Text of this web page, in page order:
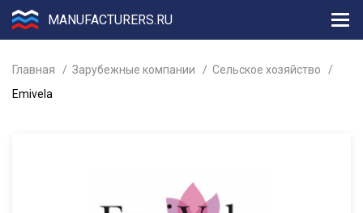
MANUFACTURERS.RU
Главная Зарубежные компании
Сельское хозяйство
Emivela